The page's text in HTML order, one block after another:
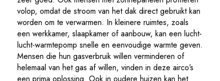
volop, omdat de stroom van het dak direct gebruikt kan
worden om te verwarmen. In kleinere ruimtes, zoals
een werkkamer, slaapkamer of aanbouw, kan een lucht-
lucht-warmtepomp snelle en eenvoudige warmte geven.
Mensen die hun gasverbruik willen verminderen of
helemaal van het gas af willen, vinden in deze airco’s